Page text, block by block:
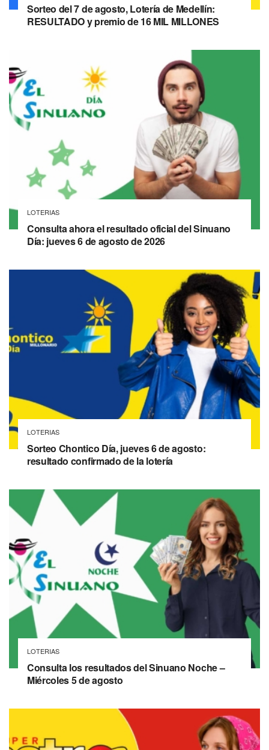
Sorteo del 7 de agosto, Lotería de Medellín:
RESULTADO y premio de 16 MIL MILLONES
LOTERIAS
Consulta ahora el resultado oficial del Sinuano
Día: jueves 6 de agosto de 2026
LOTERIAS
Sorteo Chontico Día, jueves 6 de agosto:
resultado confirmado de la lotería
LOTERIAS
Consulta los resultados del Sinuano Noche –
Miércoles 5 de agosto